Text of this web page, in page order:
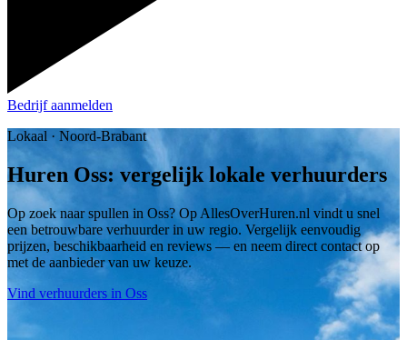
Bedrijf aanmelden
Lokaal · Noord-Brabant
Huren Oss: vergelijk lokale verhuurders
Op zoek naar spullen in Oss? Op AllesOverHuren.nl vindt u snel
een betrouwbare verhuurder in uw regio. Vergelijk eenvoudig
prijzen, beschikbaarheid en reviews — en neem direct contact op
met de aanbieder van uw keuze.
Vind verhuurders in Oss